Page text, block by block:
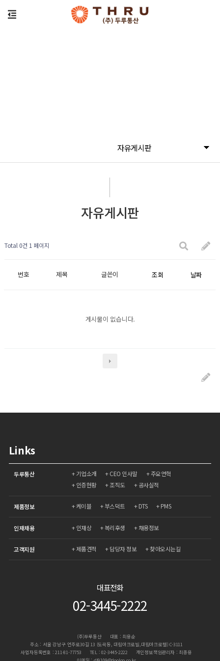
자유게시판
자유게시판
Total 0건 1 페이지
번호 제목 글쓴이 조회 날짜
게시물이 없습니다.
Links
두루통산 기업소개 CEO 인사말
주요연혁
인증현황
조직도 공사실적
제품정보 케이블 부스덕트 DTS PMS
인재채용 인재상 복리후생 채용정보
고객지원 제품견적 담당자 정보 찾아오시는길
대표전화
02-3445-2222
(주)두루통산
대표 : 최용순
주소 : 서울 강남구 언주로30길 13 (도곡동, 대림아크로빌,대림아크로텔) C-3111
사업자등록번호 : 211-81-77753
TEL : 02-3445-2222
개인정보책임관리자 : 최종용